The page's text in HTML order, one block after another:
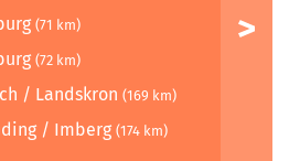
(71 km)
(72 km)
/ Landskron (169 km)
/ Imberg (174 km)